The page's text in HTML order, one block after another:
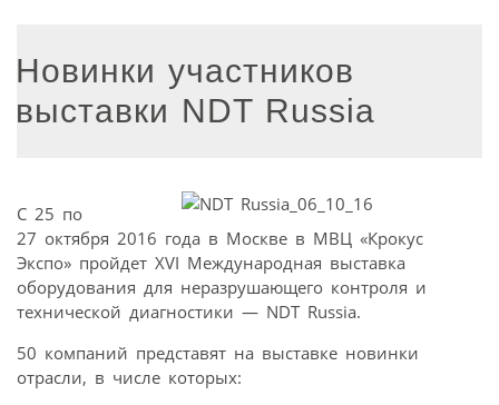
Новинки участников
выставки NDT Russia
C 25 по
27 октября 2016 года в Москве в МВЦ «Крокус
Экспо» пройдет XVI Международная выставка
оборудования для неразрушающего контроля и
технической диагностики — NDT Russia.
50 компаний представят на выставке новинки
отрасли, в числе которых: